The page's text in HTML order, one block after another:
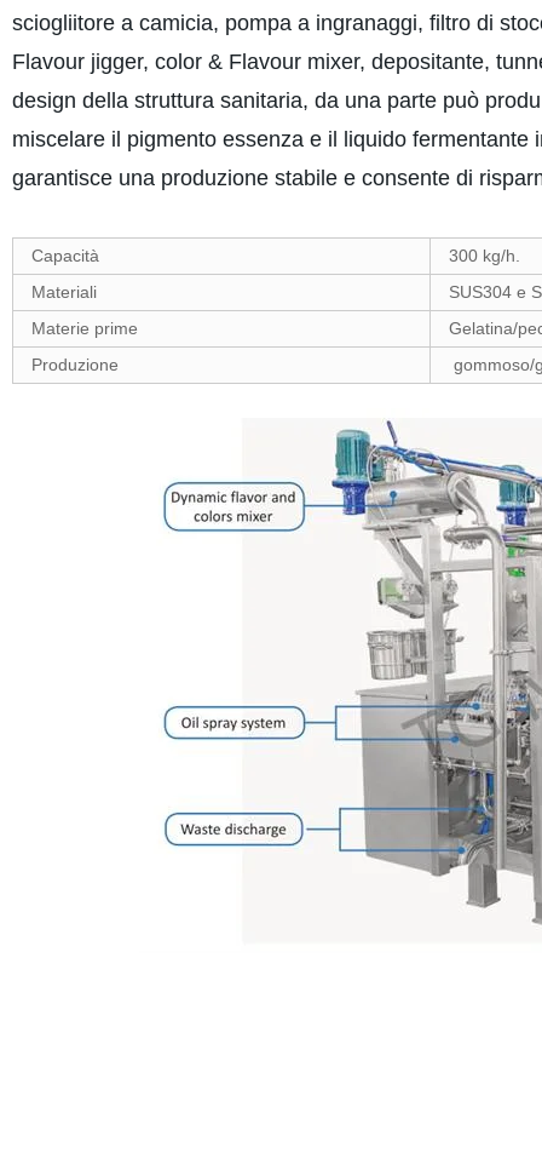
sciogliitore a camicia, pompa a ingranaggi, filtro di
Flavour jigger, color & Flavour mixer, depositante,
design della struttura sanitaria, da una parte può
miscelare il pigmento essenza e il liquido
garantisce una produzione stabile e consente di
Capacità
300 kg/h.
Materiali
SUS304 e
Materie prime
Gelatina/
Produzione